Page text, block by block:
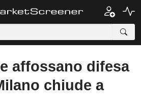
affossano difesa
chiude a